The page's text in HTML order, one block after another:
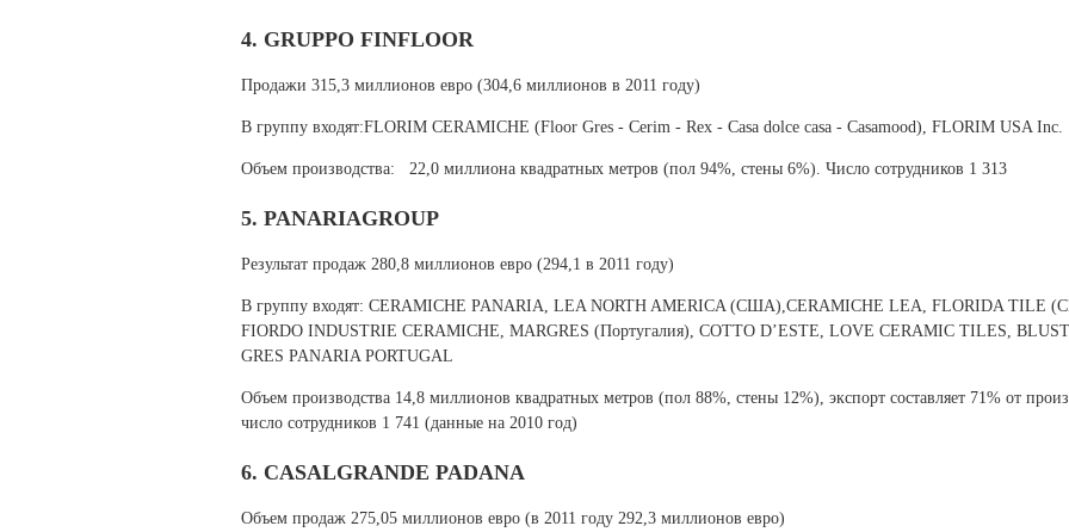
4. GRUPPO FINFLOOR
Продажи 315,3 миллионов евро (304,6 миллионов в 2011 году)
В группу входят:FLORIM CERAMICHE (Floor Gres - Cerim - Rex - Casa dolce casa - Casamood), FLORIM USA Inc.
Объем производства: 22,0 миллиона квадратных метров (пол 94%, стены 6%). Число сотрудников 1 313
5. PANARIAGROUP
Результат продаж 280,8 миллионов евро (294,1 в 2011 году)
В группу входят: CERAMICHE PANARIA, LEA NORTH AMERICA (США),CERAMICHE LEA, FLORIDA TILE
FIORDO INDUSTRIE CERAMICHE, MARGRES (Португалия), COTTO D’ESTE, LOVE CERAMIC TILES,
GRES PANARIA PORTUGAL
Объем производства 14,8 миллионов квадратных метров (пол 88%, стены 12%), экспорт составляет 71% от
число сотрудников 1 741 (данные на 2010 год)
6. CASALGRANDE PADANA
Объем продаж 275,05 миллионов евро (в 2011 году 292,3 миллионов евро)